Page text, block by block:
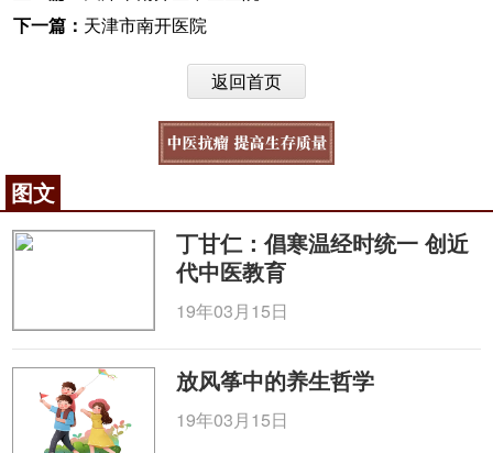
系列肝癌治疗方法。
术人员中有博士学位8人，硕士学位60人。
医院是天津医科大学、天津中医药
警医学院、第四军医大学的教学医院，有硕士生导师
25人，教授、副教授32人。医院有多名专家在全国及
本市各专业学术团体任职。其中包括中华医学会消化
病学分会常务委员，中华医学会感染病学分会常务委
员，中华医学会肝病学分会常务委员，天津市医学会
消化病学分会主任委员，天津市医学会感染病学分会
主任委员，天津市医学会肝病学分会主任委员，天津
影像技术研究会副会长。
天津市肝病医学研究所设立于我院，医院被国家
中医药管理局列为国家中西医结合传染病临床基地、
下一篇： 天津市南开医院
返回首页
图文
丁甘仁：倡寒温经时统一 创近
代中医教育
19年03月15日
放风筝中的养生哲学
19年03月15日